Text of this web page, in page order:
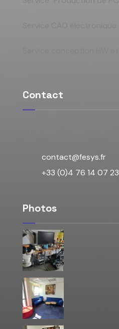
Contact
contact@fesys.fr
+33 (0)4 76 14 07 23
Photos